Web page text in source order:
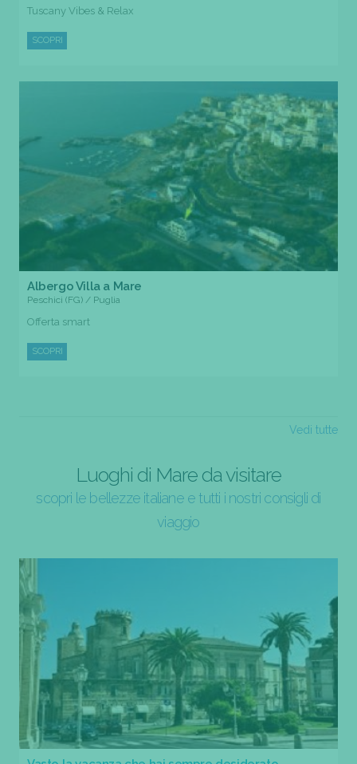
Tuscany Vibes & Relax
SCOPRI
Albergo Villa a Mare
Peschici (FG) / Puglia
Offerta smart
SCOPRI
Vedi tutte
Luoghi di Mare da visitare
scopri le bellezze italiane e tutti i nostri consigli di
viaggio